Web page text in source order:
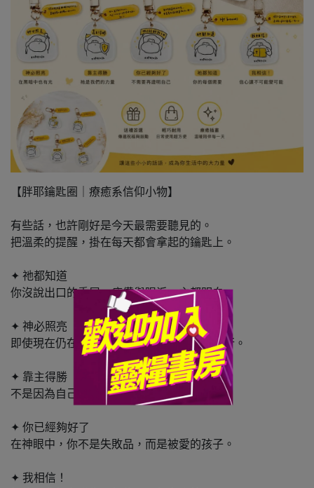
【胖耶鑰匙圈｜療癒系信仰小物】
有些話，也許剛好是今天最需要聽見的。
把溫柔的提醒，掛在每天都會拿起的鑰匙上。
✦ 祂都知道
你沒說出口的委屈、疲憊與眼淚，主都明白。
✦ 神必照亮
即使現在仍在黑暗裡，祂的光終究會引你前行。
✦ 靠主得勝
不是因為自己很厲害，而是因為有主同行。
✦ 你已經夠好了
在神眼中，你不是失敗品，而是被愛的孩子。
✦ 我相信！